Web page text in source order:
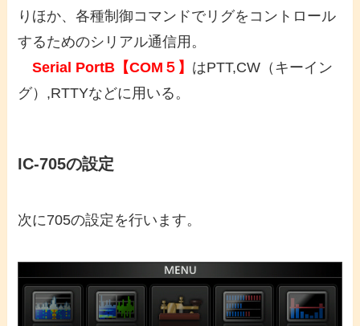
りほか、各種制御コマンドでリグをコントロール
するためのシリアル通信用。
Serial PortB【COM５】 はPTT,CW（キーイン
グ）,RTTYなどに用いる。
IC-705の設定
次に705の設定を行います。